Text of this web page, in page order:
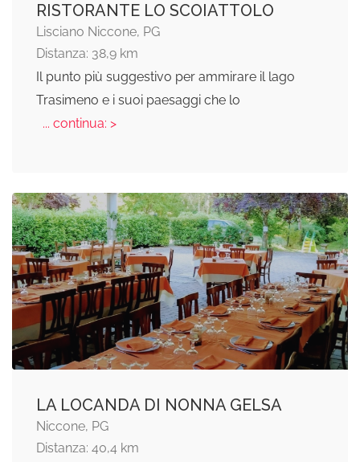
RISTORANTE LO SCOIATTOLO
Lisciano Niccone, PG
Distanza: 38,9 km
Il punto più suggestivo per ammirare il lago
Trasimeno e i suoi paesaggi che lo
... continua: >
LA LOCANDA DI NONNA GELSA
Niccone, PG
Distanza: 40,4 km